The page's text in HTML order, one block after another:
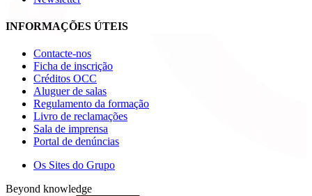
INFORMAÇÕES ÚTEIS
Contacte-nos
Ficha de inscrição
Créditos OCC
Aluguer de salas
Regulamento da formação
Livro de reclamações
Sala de imprensa
Portal de denúncias
Os Sites do Grupo
Beyond knowledge